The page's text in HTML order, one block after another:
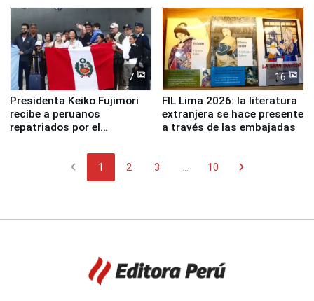
7
Presidenta Keiko Fujimori
recibe a peruanos
repatriados por el
16
FIL Lima 2026: la literatura
extranjera se hace presente
a través de las embajadas
chevron_left 1 2 3 10 chevron_right